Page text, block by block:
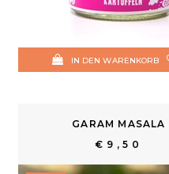
IN DEN WARENKORB
GARAM MASALA
€9,50